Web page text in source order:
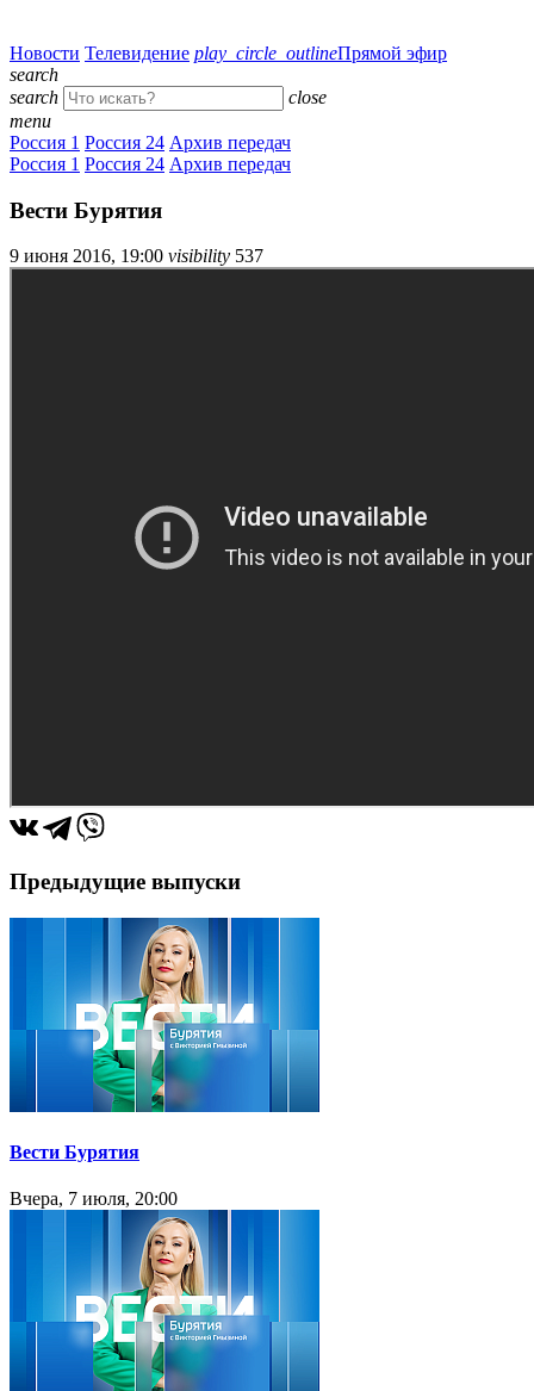
Новости Телевидение play_circle_outlineПрямой эфир
search
search
close
menu
Россия 1 Россия 24 Архив передач
Россия 1 Россия 24 Архив передач
Вести Бурятия
9 июня 2016, 19:00 visibility 537
Предыдущие выпуски
Вести Бурятия
Вчера, 7 июля, 20:00